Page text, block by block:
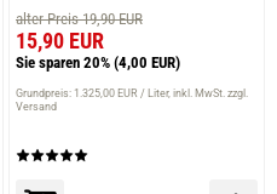
alter Preis 19,90 EUR
15,90 EUR
Sie sparen 20% (4,00 EUR)
Grundpreis: 1.325,00 EUR / Liter inkl. MwSt. zzgl.
Versand